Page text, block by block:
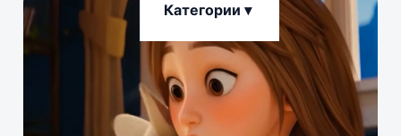
Категории ▾